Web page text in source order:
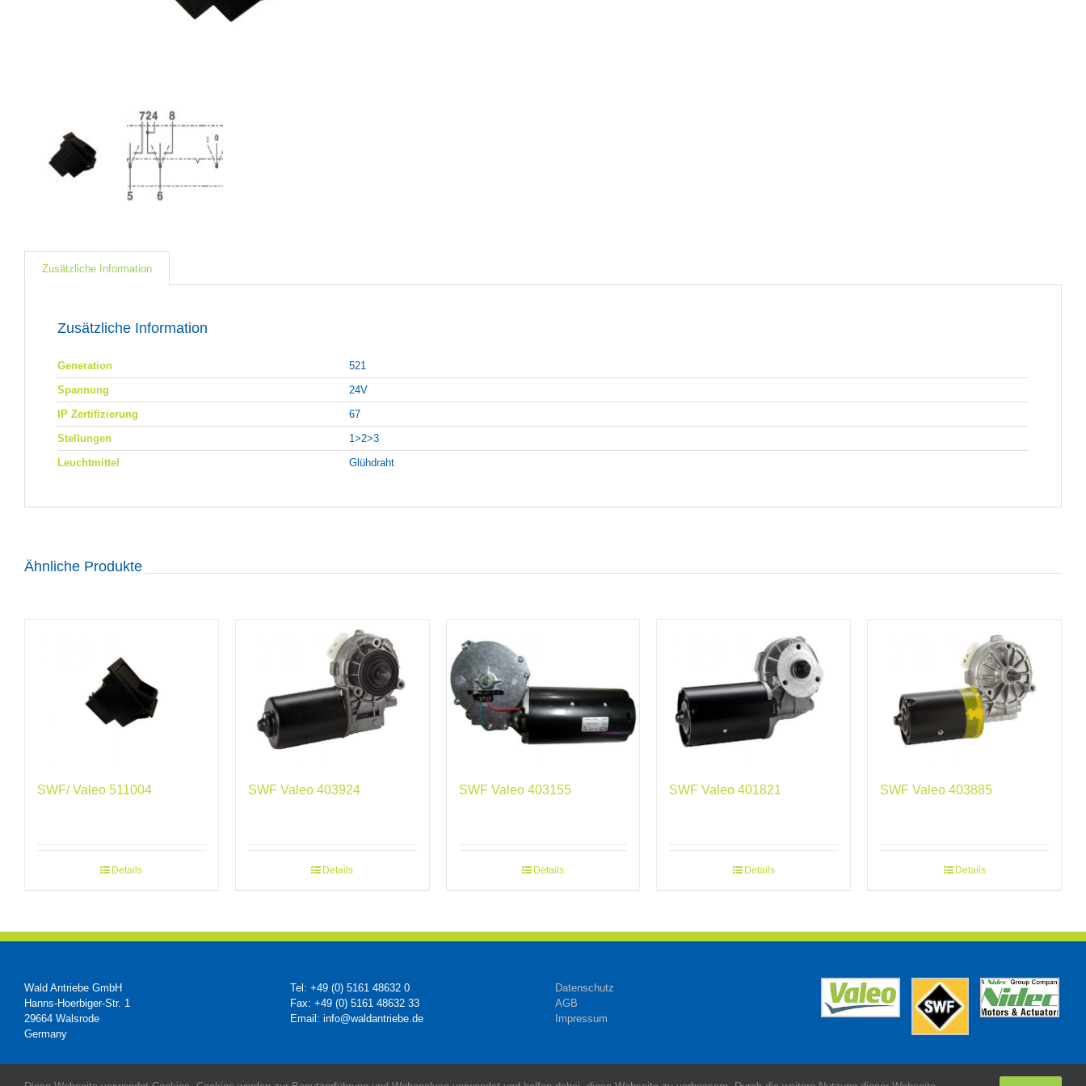
Zusätzliche Information
Zusätzliche Information
Generation
521
Spannung
24V
IP Zertifizierung
67
Stellungen
1>2>3
Leuchtmittel
Glühdraht
Ähnliche Produkte
SWF/ Valeo 511004
Details
SWF Valeo 403924
Details
SWF Valeo 403155
Details
SWF Valeo 401821
Details
SWF Valeo 403885
Details
Wald Antriebe GmbH
Hanns-Hoerbiger-Str. 1
29664 Walsrode
Germany
Tel: +49 (0) 5161 48632 0
Fax: +49 (0) 5161 48632 33
Email: info@waldantriebe.de
Datenschutz
AGB
Impressum